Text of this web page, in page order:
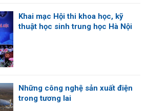
Khai mạc Hội thi khoa học, kỹ
thuật học sinh trung học Hà Nội
Những công nghệ sản xuất điện
trong tương lai